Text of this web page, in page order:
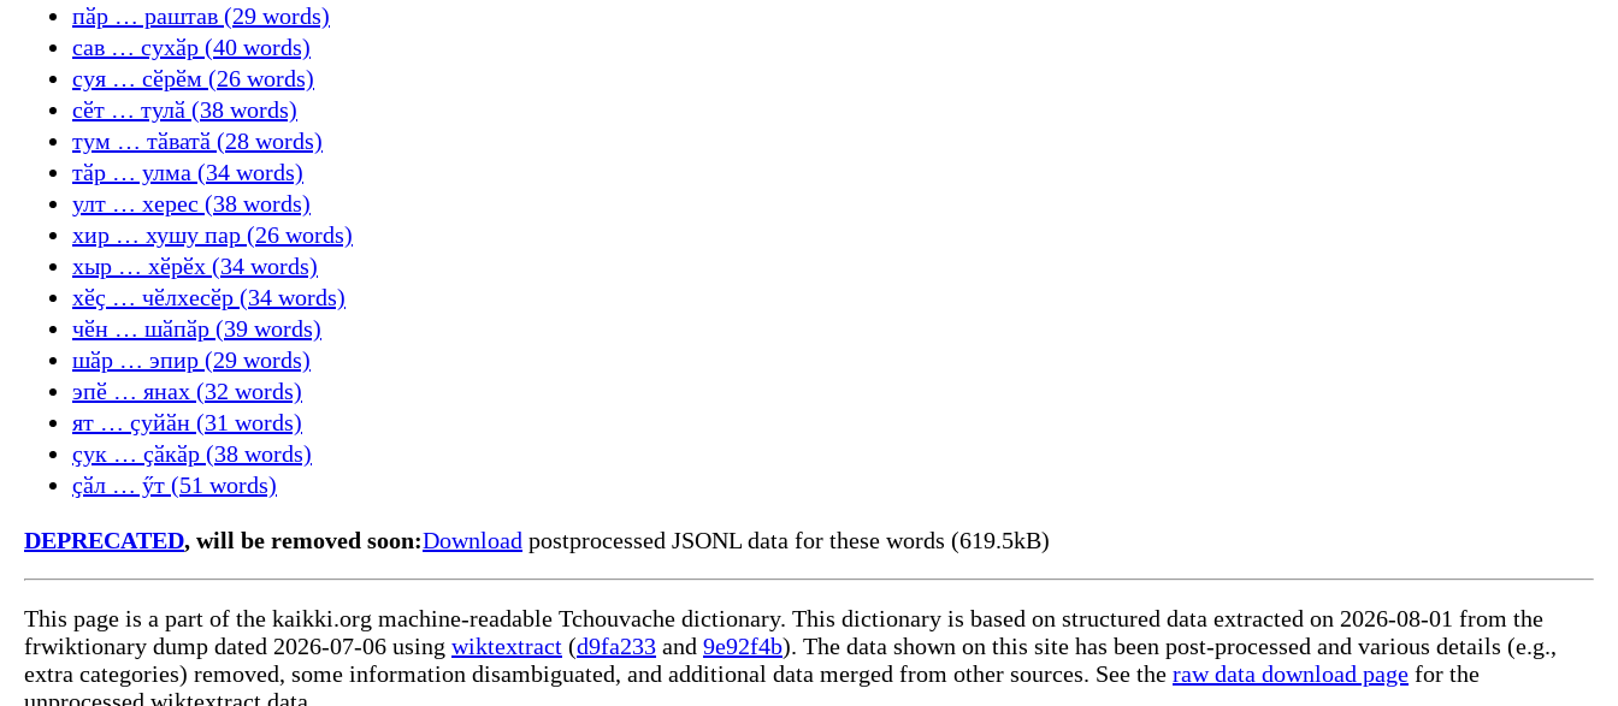
пӑр … раштав (29 words)
сав … сухӑр (40 words)
суя … сӗрӗм (26 words)
сӗт … тулӑ (38 words)
тум … тӑватӑ (28 words)
тӑр … улма (34 words)
улт … херес (38 words)
хир … хушу пар (26 words)
хыр … хӗрӗх (34 words)
хӗҫ … чӗлхесӗр (34 words)
чӗн … шӑпӑр (39 words)
шӑр … эпир (29 words)
эпӗ … янах (32 words)
ят … ҫуйӑн (31 words)
ҫук … ҫӑкӑр (38 words)
ҫӑл … ӳт (51 words)
DEPRECATED, will be removed soon:Download postprocessed JSONL data for these words (619.5kB)
This page is a part of the kaikki.org machine-readable Tchouvache dictionary. This dictionary is based on structured data extracted on 2026-08-01 from the
frwiktionary dump dated 2026-07-06 using wiktextract (d9fa233 and 9e92f4b). The data shown on this site has been post-processed and various details (e.g.,
extra categories) removed, some information disambiguated, and additional data merged from other sources. See the raw data download page for the
unprocessed wiktextract data.